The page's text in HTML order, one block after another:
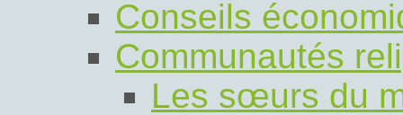
Conseils
Communautés
Les sœurs du